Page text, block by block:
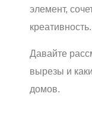
элемент,
креативность.
Давайте
вырезы и
домов.